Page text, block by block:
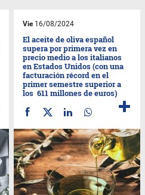
Vie16/08/2024
El aceite de oliva español
supera por primera vez en
precio medio a los italianos
en Estados Unidos (con una
facturación récord en el
primer semestre superior a
los 611 millones de euros)